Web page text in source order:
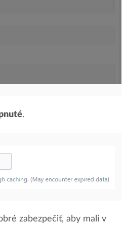
.
zabezpečiť, aby mali v